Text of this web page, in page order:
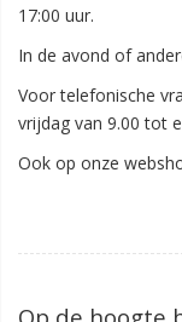
17:00 uur.
In de avond of
Voor telefonische
vrijdag van 9.00 tot
Ook op onze